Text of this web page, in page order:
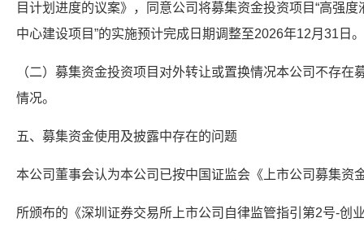
目计划进度的议案》，同意公司将募集资金投资项目“高强度
中心建设项目”的实施预计完成日期调整至2026年12月31日。
（二）募集资金投资项目对外转让或置换情况本公司不存在
情况。
五、募集资金使用及披露中存在的问题
本公司董事会认为本公司已按中国证监会《上市公司募集资
所颁布的《深圳证券交易所上市公司自律监管指引第2号-创